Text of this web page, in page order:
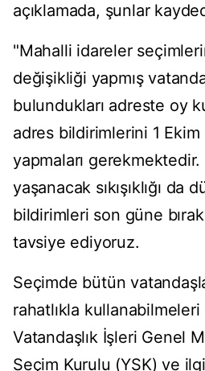
açıklamada, şunlar
"Mahalli idareler
değişikliği yapmış
bulundukları adreste oy
adres bildirimlerini 1
yapmaları
yaşanacak sıkışıklığı da
bildirimleri son güne
tavsiye ediyoruz.
Seçimde bütün
rahatlıkla
Vatandaşlık İşleri Genel
Seçim Kurulu (YSK) ve